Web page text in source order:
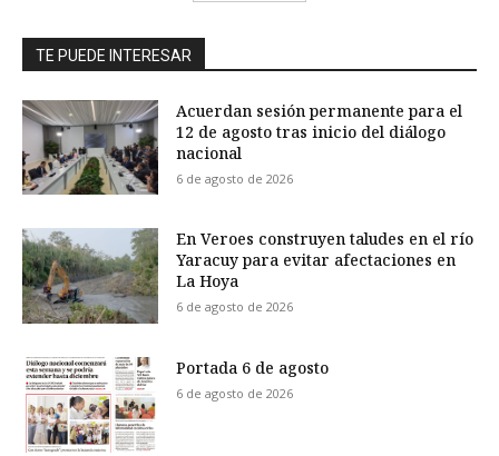
TE PUEDE INTERESAR
Acuerdan sesión permanente para el
12 de agosto tras inicio del diálogo
nacional
6 de agosto de 2026
En Veroes construyen taludes en el río
Yaracuy para evitar afectaciones en
La Hoya
6 de agosto de 2026
Portada 6 de agosto
6 de agosto de 2026